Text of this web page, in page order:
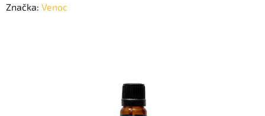
hodnotenie
Značka: Venoc